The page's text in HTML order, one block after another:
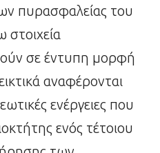
πυρασφαλείας του
στοιχεία
σε έντυπη μορφή
αναφέρονται
ενέργειες που
ενός τέτοιου